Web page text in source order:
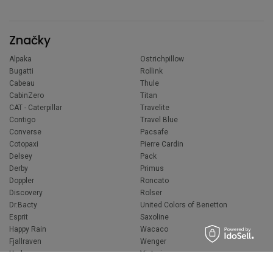
Značky
Alpaka
Bugatti
Cabeau
CabinZero
CAT - Caterpillar
Contigo
Converse
Cotopaxi
Delsey
Derby
Doppler
Discovery
Dr.Bacty
Esprit
Happy Rain
Fjallraven
Hedgren
Ostrichpillow
Rollink
Thule
Titan
Travelite
Travel Blue
Pacsafe
Pierre Cardin
Pack
Primus
Roncato
Rolser
United Colors of Benetton
Saxoline
Wacaco
Wenger
Victorinox